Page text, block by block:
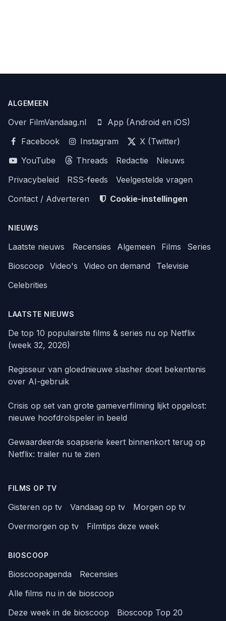
ALGEMEEN
Over FilmVandaag.nl
App (Android en iOS)
Facebook
Instagram
X (Twitter)
YouTube
Threads Redactie
Nieuws
Privacybeleid
RSS-feeds
Veelgestelde vragen
Contact / Adverteren
Cookie-instellingen
NIEUWS
Laatste nieuws Recensies Algemeen Films
Series
Bioscoop
Video's Video on demand
Televisie
Celebrities
LAATSTE NIEUWS
De top 10 populairste films & series nu op Netflix
(week 32, 2026)
Regisseur van gloednieuwe slasher doet bekentenis
over AI-gebruik
Crisis op set van grote gameverfilming lijkt opgelost:
nieuwe hoofdrolspeler in beeld
Gewaardeerde soapserie keert binnenkort terug op
Netflix: trailer nu te zien
FILMS OP TV
Gisteren op tv Vandaag op tv
Morgen op tv
Overmorgen op tv
Filmtips deze week
BIOSCOOP
Bioscoopagenda
Recensies
Alle films nu in de bioscoop
Deze week in de bioscoop
Bioscoop Top 20